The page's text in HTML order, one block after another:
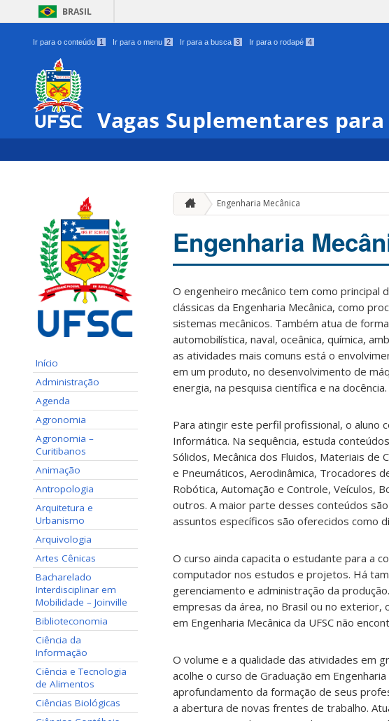
BRASIL
Ir para o conteúdo 1 Ir para o menu 2 Ir para a busca 3 Ir para o rodapé 4
Vagas Suplementares para
Início
Administração
Agenda
Agronomia
Agronomia –
Curitibanos
Animação
Antropologia
Arquitetura e
Urbanismo
Arquivologia
Artes Cênicas
Bacharelado
Interdisciplinar em
Mobilidade – Joinville
Biblioteconomia
Ciência da
Informação
Ciência e Tecnologia
de Alimentos
Ciências Biológicas
Engenharia Mecânica
Engenharia
O engenheiro mecânico tem como principal
clássicas da Engenharia Mecânica, como
sistemas mecânicos. Também atua de
automobilística, naval, oceânica, química,
as atividades mais comuns está o
em um produto, no desenvolvimento de
energia, na pesquisa científica e na docência.
Para atingir este perfil profissional, o aluno
Informática. Na sequência, estuda
Sólidos, Mecânica dos Fluidos, Materiais de
e Pneumáticos, Aerodinâmica, Trocadores
Robótica, Automação e Controle, Veículos,
outros. A maior parte desses conteúdos
assuntos específicos são oferecidos como
O curso ainda capacita o estudante para a
computador nos estudos e projetos. Há
gerenciamento e administração da
empresas da área, no Brasil ou no exterior,
em Engenharia Mecânica da UFSC não
O volume e a qualidade das atividades em
acolhe o curso de Graduação em
aprofundamento da formação de seus
a abertura de novas frentes de trabalho.